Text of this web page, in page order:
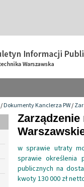
/Dokumenty Kanclerza PW/
w sprawie utraty
sprawie określenia
publicznych na
kwoty 130 000 zł